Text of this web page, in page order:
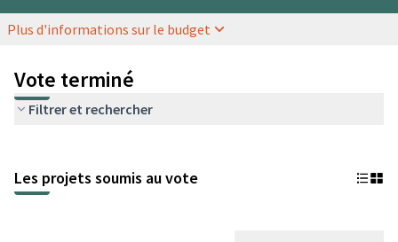
Plus d'informations sur le budget
Vote terminé
Filtrer et rechercher
Les projets soumis au vote